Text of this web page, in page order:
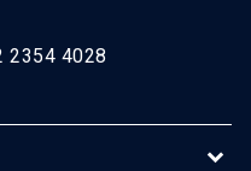
2354 4028